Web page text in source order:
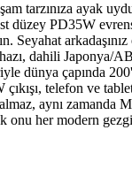
tarzınıza ayak
düzey PD35W
Seyahat
dahili Japonya/
dünya çapında
telefon ve
aynı zamanda
onu her modern